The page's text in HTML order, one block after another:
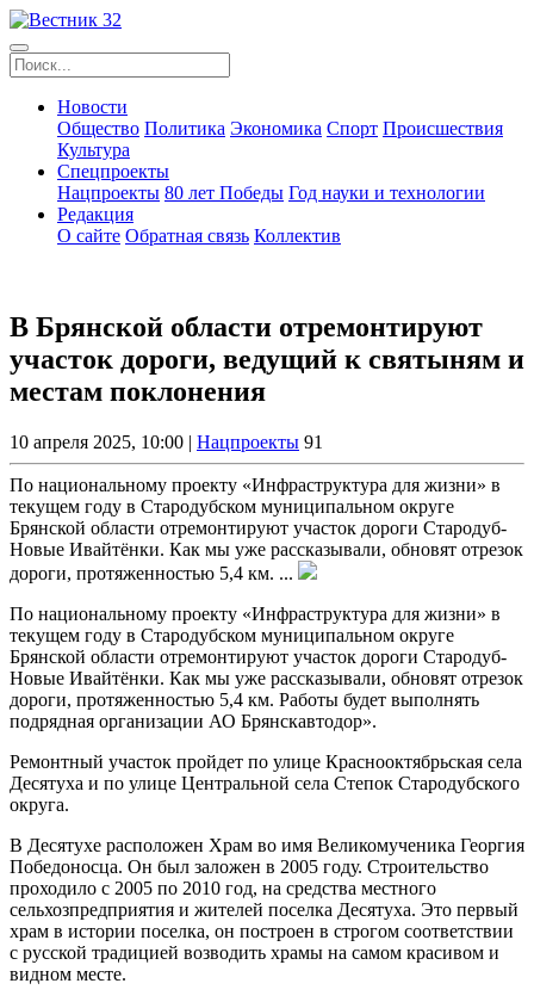
Новости
Общество Политика Экономика Спорт Происшествия
Культура
Спецпроекты
Нацпроекты 80 лет Победы Год науки и технологии
Редакция
О сайте Обратная связь Коллектив
В Брянской области отремонтируют
участок дороги, ведущий к святыням и
местам поклонения
10 апреля 2025, 10:00 | Нацпроекты 91
По национальному проекту «Инфраструктура для жизни» в
текущем году в Стародубском муниципальном округе
Брянской области отремонтируют участок дороги Стародуб-
Новые Ивайтёнки. Как мы уже рассказывали, обновят отрезок
дороги, протяженностью 5,4 км. ...
По национальному проекту «Инфраструктура для жизни» в
текущем году в Стародубском муниципальном округе
Брянской области отремонтируют участок дороги Стародуб-
Новые Ивайтёнки. Как мы уже рассказывали, обновят отрезок
дороги, протяженностью 5,4 км. Работы будет выполнять
подрядная организации АО Брянскавтодор».
Ремонтный участок пройдет по улице Краснооктябрьская села
Десятуха и по улице Центральной села Степок Стародубского
округа.
В Десятухе расположен Храм во имя Великомученика Георгия
Победоносца. Он был заложен в 2005 году. Строительство
проходило с 2005 по 2010 год, на средства местного
сельхозпредприятия и жителей поселка Десятуха. Это первый
храм в истории поселка, он построен в строгом соответствии
с русской традицией возводить храмы на самом красивом и
видном месте.